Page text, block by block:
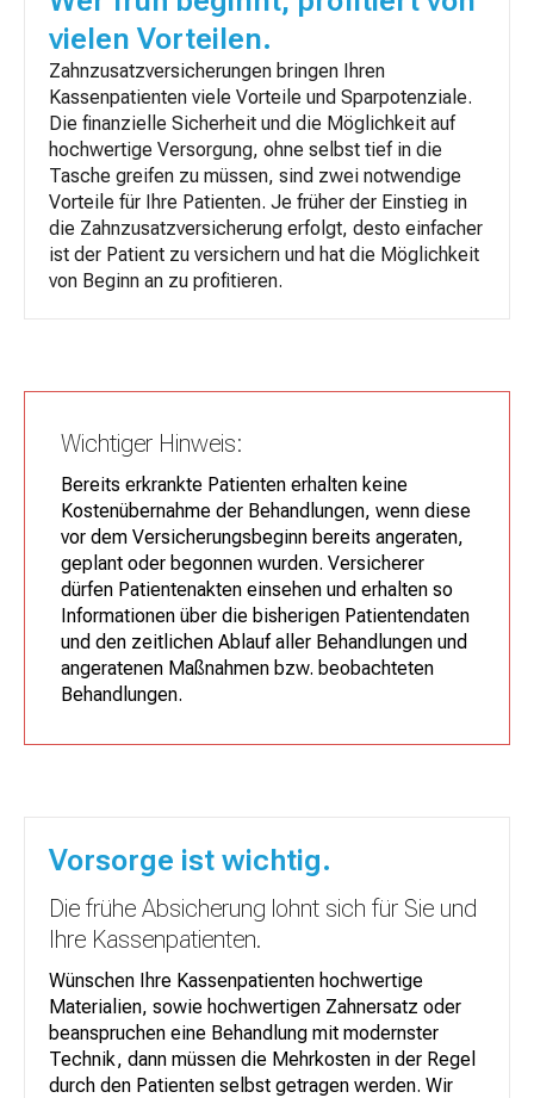
vielen Vorteilen.
Zahnzusatzversicherungen bringen Ihren
Kassenpatienten viele Vorteile und Sparpotenziale.
Die finanzielle Sicherheit und die Möglichkeit auf
hochwertige Versorgung, ohne selbst tief in die
Tasche greifen zu müssen, sind zwei notwendige
Vorteile für Ihre Patienten. Je früher der Einstieg in
die Zahnzusatzversicherung erfolgt, desto einfacher
ist der Patient zu versichern und hat die Möglichkeit
von Beginn an zu profitieren.
Wichtiger Hinweis:
Bereits erkrankte Patienten erhalten keine
Kostenübernahme der Behandlungen, wenn diese
vor dem Versicherungsbeginn bereits angeraten,
geplant oder begonnen wurden. Versicherer
dürfen Patientenakten einsehen und erhalten so
Informationen über die bisherigen Patientendaten
und den zeitlichen Ablauf aller Behandlungen und
angeratenen Maßnahmen bzw. beobachteten
Behandlungen.
Vorsorge ist wichtig.
Die frühe Absicherung lohnt sich für Sie und
Ihre Kassenpatienten.
Wünschen Ihre Kassenpatienten hochwertige
Materialien, sowie hochwertigen Zahnersatz oder
beanspruchen eine Behandlung mit modernster
Technik, dann müssen die Mehrkosten in der Regel
durch den Patienten selbst getragen werden. Wir